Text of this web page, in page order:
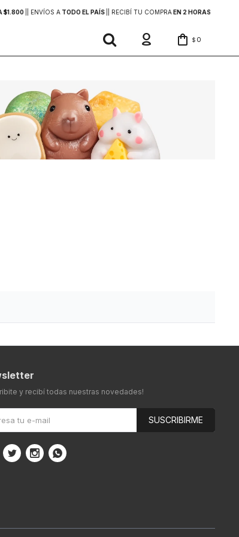
$1.800| | ENVÍOS ATODO EL PAÍS| | RECIBÍ TU COMPRAEN 2 HORASDENTRO
$ 0
y recibí todas nuestras novedades!
SUSCRIBIRME
  